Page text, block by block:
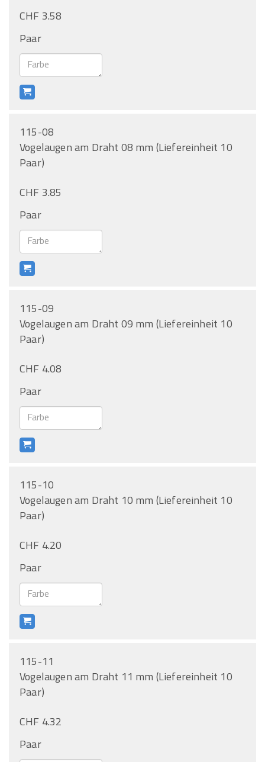
CHF 3.58
Paar
115-08
Vogelaugen am Draht 08 mm (Liefereinheit 10
Paar)
CHF 3.85
Paar
115-09
Vogelaugen am Draht 09 mm (Liefereinheit 10
Paar)
CHF 4.08
Paar
115-10
Vogelaugen am Draht 10 mm (Liefereinheit 10
Paar)
CHF 4.20
Paar
115-11
Vogelaugen am Draht 11 mm (Liefereinheit 10
Paar)
CHF 4.32
Paar